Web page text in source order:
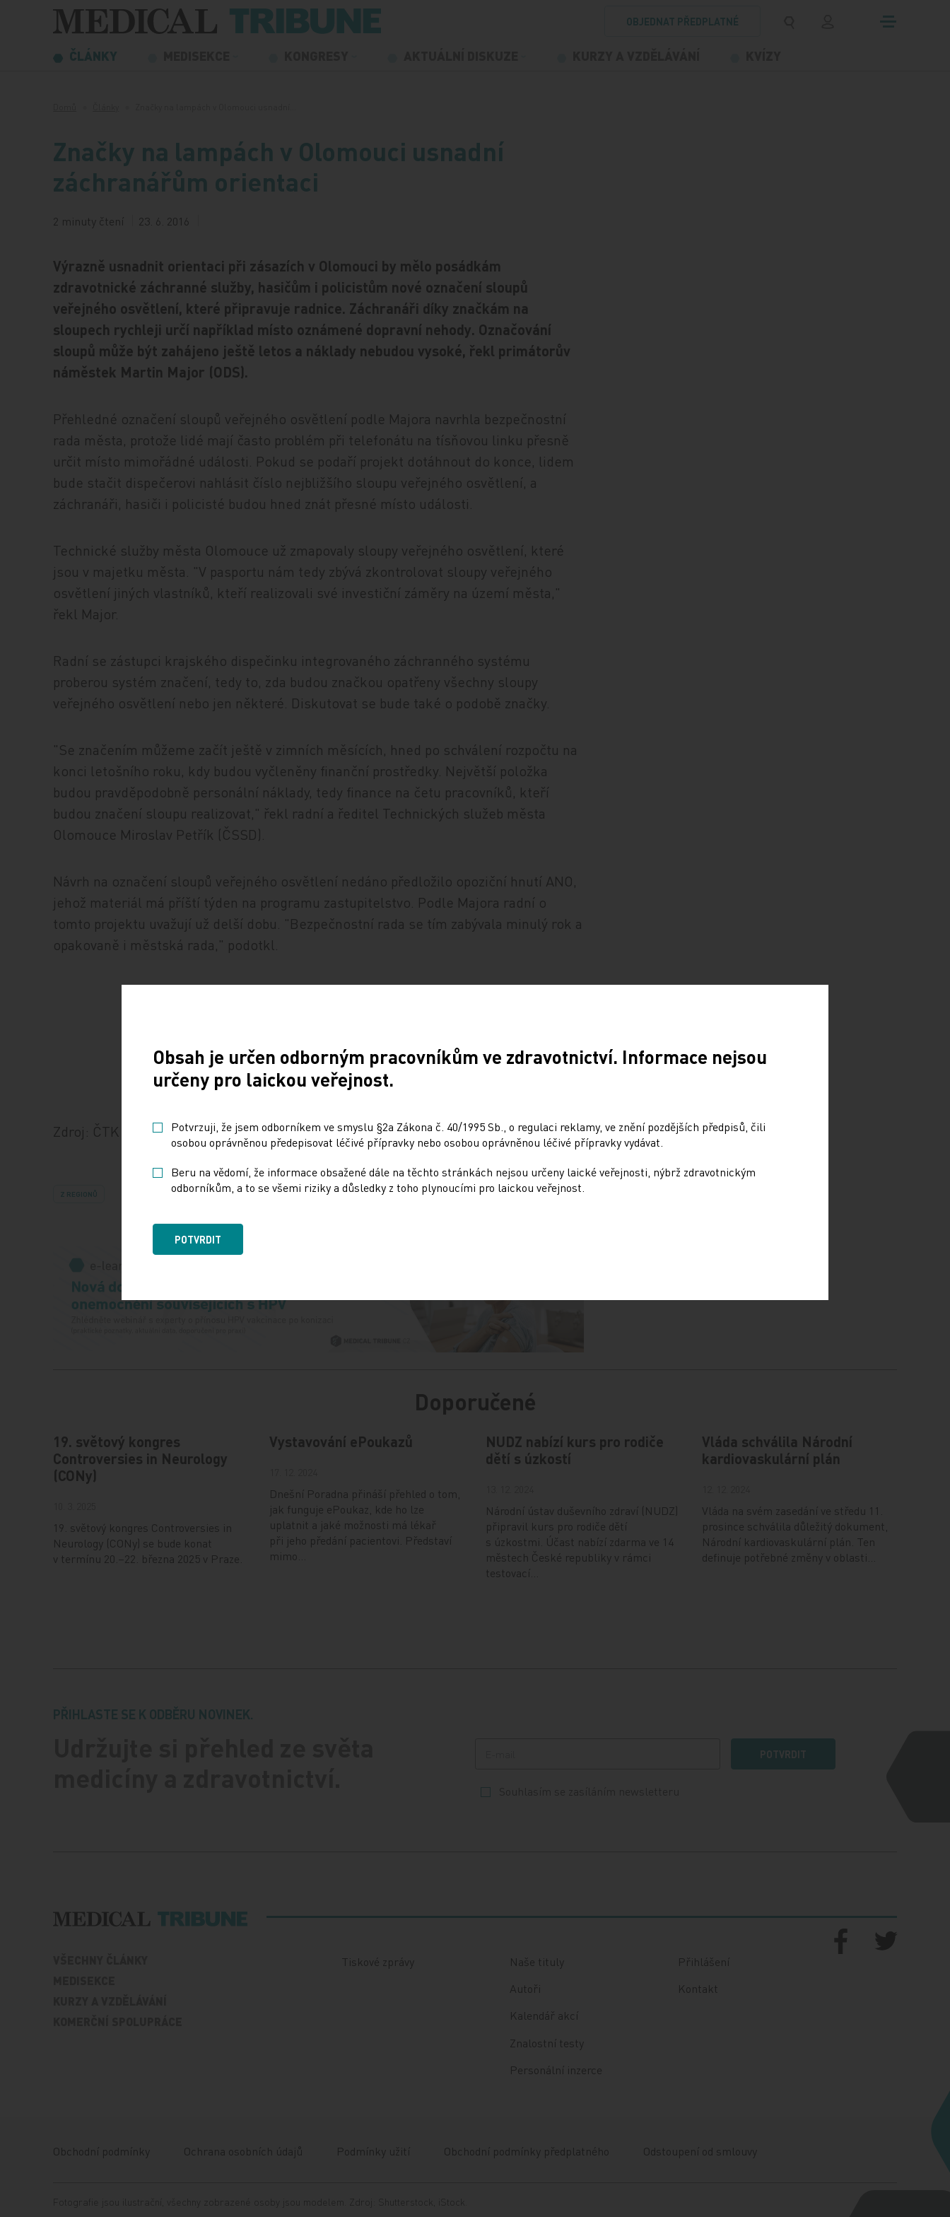
Přeskočit na obsah
OBJEDNAT PŘEDPLATNÉ
ČLÁNKY
Značky na lampách v Olomouci usnadní
záchranářům orientaci
2 minuty čtení 23. 6. 2016
Výrazně usnadnit orientaci při zásazích v Olomouci by mělo posádkám
zdravotnické záchranné služby, hasičům i policistům nové označení sloupů
veřejného osvětlení, které připravuje radnice. Záchranáři díky značkám na
sloupech rychleji určí například místo oznámené dopravní nehody. Označování
sloupů může být zahájeno ještě letos a náklady nebudou vysoké, řekl primátorův
náměstek Martin Major (ODS).
Přehledné označení sloupů veřejného osvětlení podle Majora navrhla bezpečnostní
rada města, protože lidé mají často problém při telefonátu na tísňovou linku přesně
určit místo mimořádné události. Pokud se podaří projekt dotáhnout do konce, lidem
bude stačit dispečerovi nahlásit číslo nejbližšího sloupu veřejného osvětlení, a
záchranáři, hasiči i policisté budou hned znát přesné místo události.
Technické služby města Olomouce už zmapovaly sloupy veřejného osvětlení, které
jsou v majetku města. "V pasportu nám tedy zbývá zkontrolovat sloupy veřejného
osvětlení jiných vlastníků, kteří realizovali své investiční záměry na území města,"
řekl Major.
Radní se zástupci krajského dispečinku integrovaného záchranného systému
proberou systém značení, tedy to, zda budou značkou opatřeny všechny sloupy
veřejného osvětlení nebo jen některé. Diskutovat se bude také o podobě značky.
"Se značením můžeme začít ještě v zimních měsících, hned po schválení rozpočtu na
konci letošního roku, kdy budou vyčleněny finanční prostředky. Největší položka
budou pravděpodobně personální náklady, tedy finance na četu pracovníků, kteří
budou značení sloupu realizovat," řekl radní a ředitel Technických služeb města
Olomouce Miroslav Petřík (ČSSD).
Návrh na označení sloupů veřejného osvětlení nedáno předložilo opoziční hnutí ANO,
jehož materiál má příští týden na programu zastupitelstvo. Podle Majora radní o
tomto projektu uvažují už delší dobu. "Bezpečnostní rada se tím zabývala minulý rok a
opakovaně i městská rada," podotkl.
Zdroj: ČTK
Z REGIONŮ Sdílejte článek
Doporučené
19. světový kongres
Controversies in Neurology
(CONy)
19. světový kongres Controversies in
Neurology (CONy) se bude konat
v termínu 20.–22. března 2025 v Praze.
Vystavování ePoukazů
Dnešní Poradna přináší přehled o tom,
jak funguje ePoukaz, kde ho lze
uplatnit a jaké možnosti má lékař
při jeho předání pacientovi. Představí
mimo…
NUDZ nabízí kurs pro rodiče
dětí s úzkostí
Národní ústav duševního zdraví (NUDZ)
připravil kurs pro rodiče dětí
s úzkostmi. Účast nabízí zdarma ve 14
městech České republiky v rámci
testovací…
Vláda schválila Národní
kardiovaskulární plán
Vláda na svém zasedání ve středu 11.
prosince schválila důležitý dokument,
Národní kardiovaskulární plán. Ten
definuje potřebné změny v oblasti…
PŘIHLASTE SE K ODBĚRU NOVINEK.
POTVRDIT
Tiskové zprávy
Naše tituly
Autoři
Kalendář akcí
Znalostní testy
Personální inzerce
Přihlášení
Kontakt
Obchodní podmínky Ochrana osobních údajů Podmínky užití Obchodní podmínky předplatného Odstoupení od smlouvy
Fotografie jsou ilustrační, všechny zobrazené osoby jsou modelem. Zdroj: Shutterstock, iStock.
Obsah je určen odborným pracovníkům ve zdravotnictví. Informace nejsou
určeny pro laickou veřejnost.
Potvrzuji, že jsem odborníkem ve smyslu §2a Zákona č. 40/1995 Sb., o regulaci reklamy, ve znění pozdějších předpisů, čili
osobou oprávněnou předepisovat léčivé přípravky nebo osobou oprávněnou léčivé přípravky vydávat.
Beru na vědomí, že informace obsažené dále na těchto stránkách nejsou určeny laické veřejnosti, nýbrž zdravotnickým
odborníkům, a to se všemi riziky a důsledky z toho plynoucími pro laickou veřejnost.
POTVRDIT